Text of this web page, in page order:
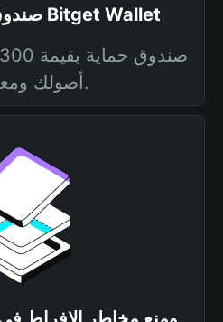
صندوق حماية محفظة Bitget Wallet
أصولك ومعاملاتك.